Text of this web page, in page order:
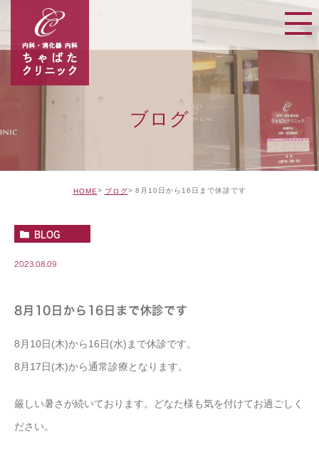
ブログ
HOME ブログ 8月10日から16日まで休診です
BLOG
2023.08.09
8月10日から16日まで休診です
8月10日(木)から16日(水)まで休診です。
8月17日(木)から通常診療となります。
厳しい暑さが続いております。どなた様も気を付けてお過ごしく
ださい。